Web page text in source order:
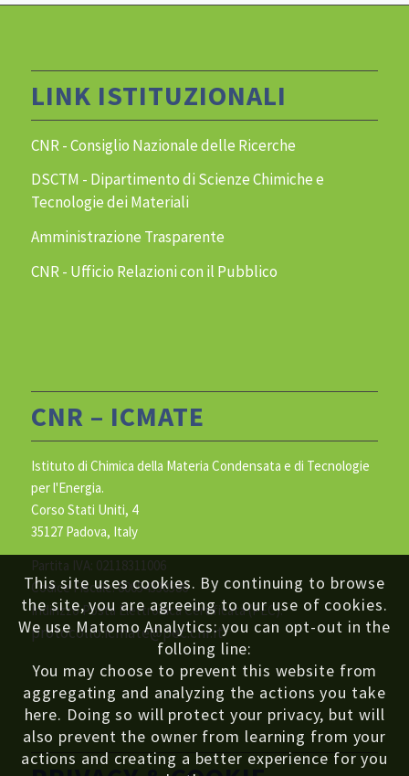
LINK ISTITUZIONALI
CNR - Consiglio Nazionale delle Ricerche
DSCTM - Dipartimento di Scienze Chimiche e
Tecnologie dei Materiali
Amministrazione Trasparente
CNR - Ufficio Relazioni con il Pubblico
CNR – ICMATE
Istituto di Chimica della Materia Condensata e di Tecnologie
per l'Energia.
Corso Stati Uniti, 4
35127 Padova, Italy
Partita IVA: 02118311006
Codice Fiscale: 80054330586
Indirizzo Posta Elettronica Certificata (PEC):
protocollo.icmate@pec.cnr.it
This site uses cookies. By continuing to browse
the site, you are agreeing to our use of cookies.
We use Matomo Analytics: you can opt-out in the
folloing line:
You may choose to prevent this website from
aggregating and analyzing the actions you take
here. Doing so will protect your privacy, but will
also prevent the owner from learning from your
actions and creating a better experience for you